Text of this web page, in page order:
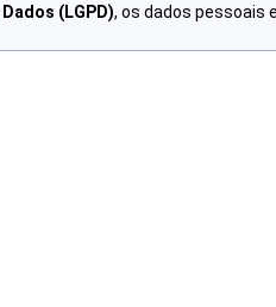
(LGPD), os dados pessoais